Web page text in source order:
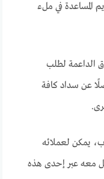
المساعدة في ملء
الداعمة لطلب
عن سداد كافة
يمكن لعملائه
معه عبر إحدى هذه